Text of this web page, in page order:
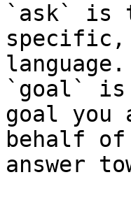
`ask` is
specific,
language.
`goal` is
goal you
behalf
answer